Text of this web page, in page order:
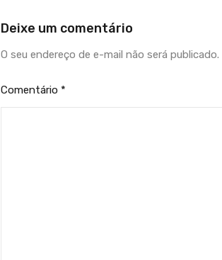
Deixe um comentário
O seu endereço de e-mail não será publicado.
Comentário *